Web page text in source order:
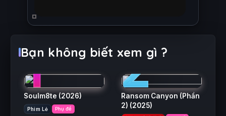
Bạn không biết xem gì ?
1
Soulm8te (2026)
Phim Lẻ Phụ đề
2
Ransom Canyon (Phần
2) (2025)